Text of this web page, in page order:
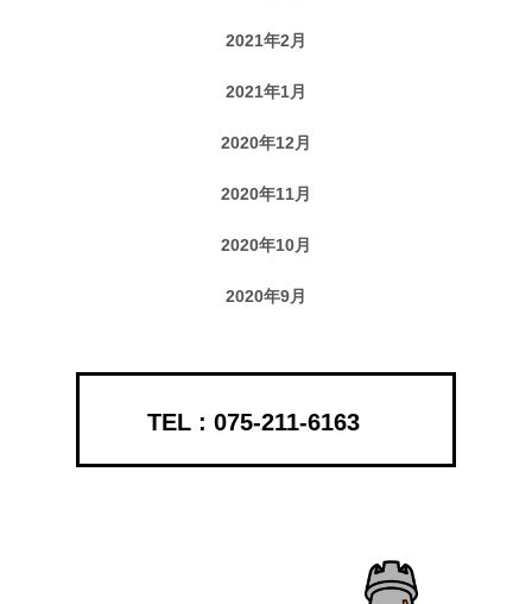
2021年2月
2021年1月
2020年12月
2020年11月
2020年10月
2020年9月
075-211-6163